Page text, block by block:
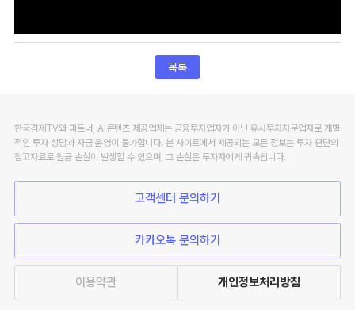
목록
한국경제TV와 파트너, AI콘텐츠 제공업체는 금융투자업자가 아닌 유사투자자문업자로 개별
적인 투자 상담과 자금 운영이 불가합니다. 본 사이트에서 제공되는 모든 정보는 투자 판단의
참고자료로 원금 손실이 발생할 수 있으며, 그 손실은 투자자에게 귀속됩니다.
고객센터 문의하기
카카오톡 문의하기
이용약관 개인정보처리방침